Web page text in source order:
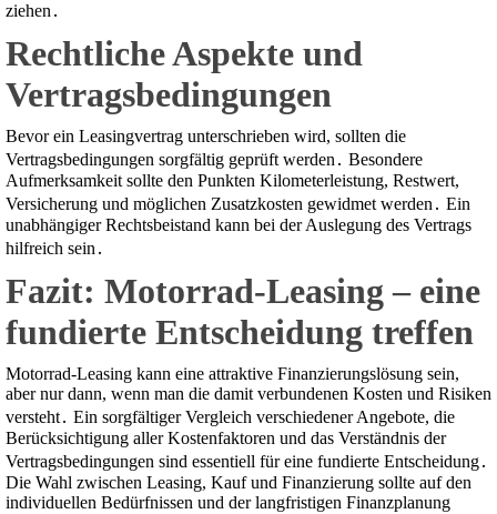
ziehen․
Rechtliche Aspekte und
Vertragsbedingungen
Bevor ein Leasingvertrag unterschrieben wird, sollten die
Vertragsbedingungen sorgfältig geprüft werden․ Besondere
Aufmerksamkeit sollte den Punkten Kilometerleistung, Restwert,
Versicherung und möglichen Zusatzkosten gewidmet werden․ Ein
unabhängiger Rechtsbeistand kann bei der Auslegung des Vertrags
hilfreich sein․
Fazit: Motorrad-Leasing – eine
fundierte Entscheidung treffen
Motorrad-Leasing kann eine attraktive Finanzierungslösung sein,
aber nur dann, wenn man die damit verbundenen Kosten und Risiken
versteht․ Ein sorgfältiger Vergleich verschiedener Angebote, die
Berücksichtigung aller Kostenfaktoren und das Verständnis der
Vertragsbedingungen sind essentiell für eine fundierte Entscheidung․
Die Wahl zwischen Leasing, Kauf und Finanzierung sollte auf den
individuellen Bedürfnissen und der langfristigen Finanzplanung